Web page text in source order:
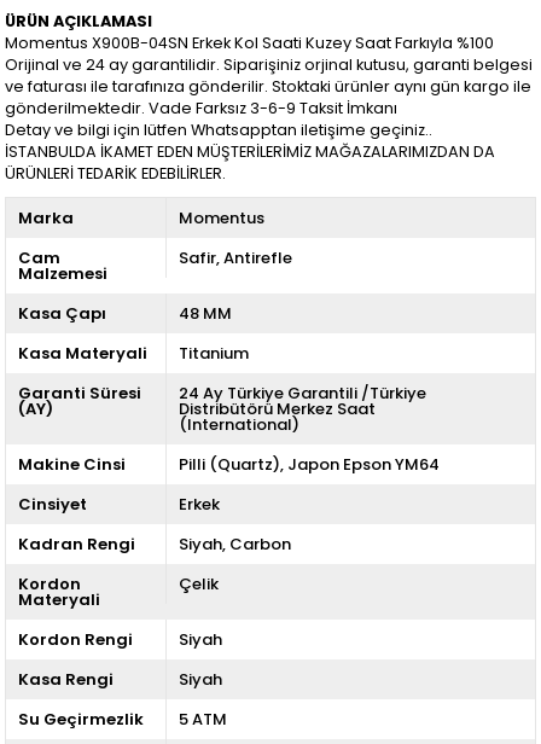
ÜRÜN AÇIKLAMASI
Momentus X900B-04SN Erkek Kol Saati Kuzey Saat Farkıyla %100
Orijinal ve 24 ay garantilidir. Siparişiniz orjinal kutusu, garanti belgesi
ve faturası ile tarafınıza gönderilir. Stoktaki ürünler aynı gün kargo ile
gönderilmektedir. Vade Farksız 3-6-9 Taksit İmkanı
Detay ve bilgi için lütfen Whatsapptan iletişime geçiniz..
İSTANBULDA İKAMET EDEN MÜŞTERİLERİMİZ MAĞAZALARIMIZDAN DA
ÜRÜNLERİ TEDARİK EDEBİLİRLER.
Marka
Momentus
Cam
Malzemesi
Safir Antirefle
Kasa Çapı
48 MM
Kasa Materyali
Titanium
Garanti Süresi
(AY)
24 Ay Türkiye Garantili /Türkiye
Distribütörü Merkez Saat
(International)
Makine Cinsi
Pilli (Quartz) Japon Epson YM64
Cinsiyet
Erkek
Kadran Rengi
Siyah Carbon
Kordon
Materyali
Çelik
Kordon Rengi
Siyah
Kasa Rengi
Siyah
Su Geçirmezlik
5 ATM